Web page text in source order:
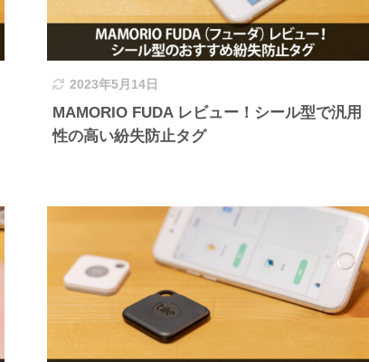
2023年5月14日
MAMORIO FUDA レビュー！シール型で汎用
性の高い紛失防止タグ